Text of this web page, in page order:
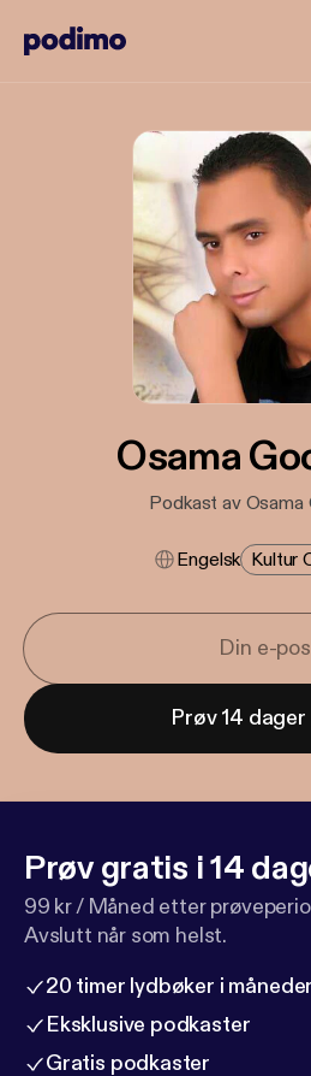
Osama
Podkast av Osama
Engelsk Kultur
Prøv 14
Prøv gratis i 14
99 kr / Måned etter
Avslutt når som helst.
20 timer lydbøker i
Eksklusive podkaster
Gratis podkaster